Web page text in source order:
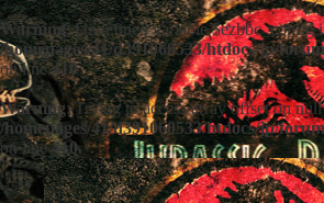
Warning: Undefined variable $ezbbc_config
/homepages/41/d391060533/htdocs/jp/
on line410
Warning: Trying to access array offset on
/homepages/41/d391060533/htdocs/jp/
on line410